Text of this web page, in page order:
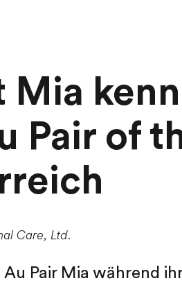
Mia
Pair of
Care, Ltd.
Pair Mia während